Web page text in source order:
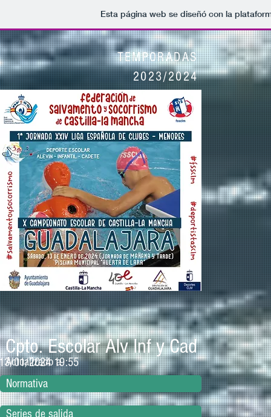
Esta página web se diseñó con la
TEMPORADAS
2023/2024
Cpto. Escolar Alv Inf y Cad
01/2024 19:55
Actualizado a
Normativa
Series de salida